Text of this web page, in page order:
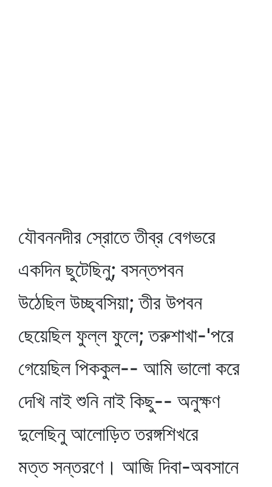
যৌবননদীর স্রোতে তীব্র বেগভরে
একদিন ছুটেছিনু; বসন্তপবন
উঠেছিল উচ্ছ্বসিয়া; তীর উপবন
ছেয়েছিল ফুল্ল ফুলে; তরুশাখা-'পরে
গেয়েছিল পিককুল-- আমি ভালো করে
দেখি নাই শুনি নাই কিছু-- অনুক্ষণ
দুলেছিনু আলোড়িত তরঙ্গশিখরে
মত্ত সন্তরণে। আজি দিবা-অবসানে